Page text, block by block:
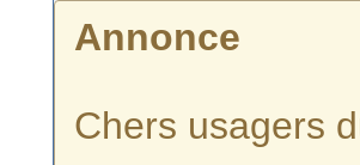
Annonce
Chers usagers